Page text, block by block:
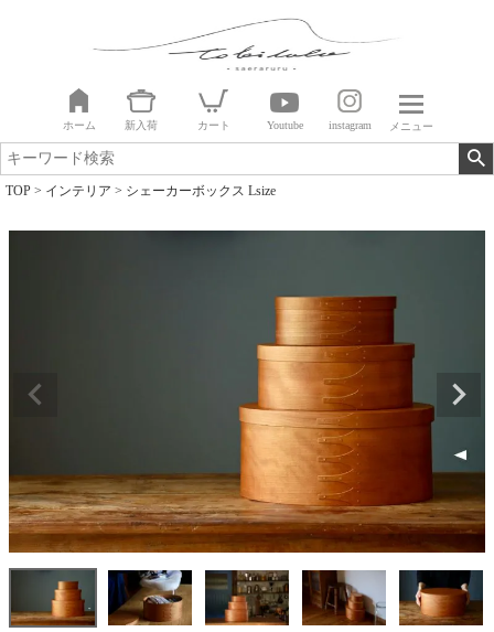
ホーム 新入荷 カート Youtube instagram メニュー
TOP インテリア シェーカーボックス Lsize